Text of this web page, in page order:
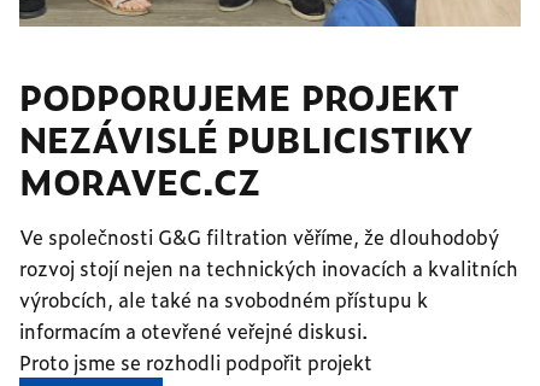
PODPORUJEME PROJEKT
NEZÁVISLÉ PUBLICISTIKY
MORAVEC.CZ
Ve společnosti G&G filtration věříme, že dlouhodobý
rozvoj stojí nejen na technických inovacích a kvalitních
výrobcích, ale také na svobodném přístupu k
informacím a otevřené veřejné diskusi.
Proto jsme se rozhodli podpořit projekt